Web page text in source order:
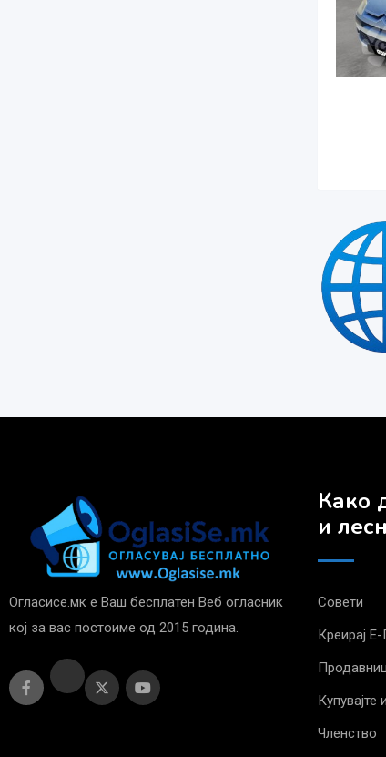
Огласисе.мк е Ваш бесплатен Веб огласник
кој за вас постоиме од 2015 година.
Како
и
Совети
Креирај
Купувајте
Членство